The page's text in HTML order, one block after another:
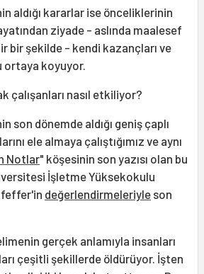
aldığı kararlar ise önceliklerinin
ziyade - aslında maalesef
bir şekilde - kendi kazançları ve
ortaya koyuyor.
çalışanları nasıl etkiliyor?
son dönemde aldığı geniş çaplı
ele almaya çalıştığımız ve aynı
Notlar" köşesinin son yazısı olan bu
İşletme Yüksekokulu
değerlendirmeleriyle son
gerçek anlamıyla insanları
çeşitli şekillerde öldürüyor. İşten